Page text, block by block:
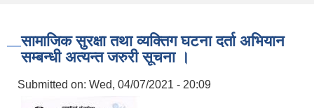
सामाजिक सुरक्षा तथा व्यक्तिग घटना दर्ता अभियान
सम्बन्धी अत्यन्त जरुरी सूचना ।
Submitted on: Wed, 04/07/2021 - 20:09